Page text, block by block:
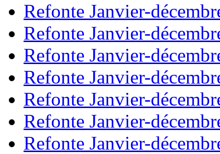
Refonte Janvier-
Refonte Janvier-
Refonte Janvier-
Refonte Janvier-
Refonte Janvier-
Refonte Janvier-
Refonte Janvier-